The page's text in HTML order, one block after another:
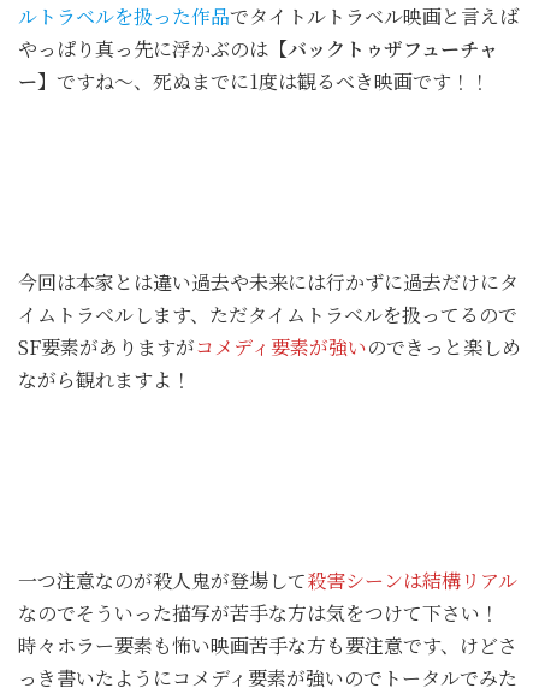
ルトラベルを扱った作品でタイトルトラベル映画と言えば
やっぱり真っ先に浮かぶのは 【バックトゥザフューチャ
ー】 ですね～、死ぬまでに1度は観るべき映画です！！
今回は本家とは違い過去や未来には行かずに過去だけにタ
イムトラベルします、ただタイムトラベルを扱ってるので
SF要素がありますがコメディ要素が強いのできっと楽しめ
ながら観れますよ！
一つ注意なのが殺人鬼が登場して殺害シーンは結構リアル
なのでそういった描写が苦手な方は気をつけて下さい！
時々ホラー要素も怖い映画苦手な方も要注意です、けどさ
っき書いたようにコメディ要素が強いのでトータルでみた